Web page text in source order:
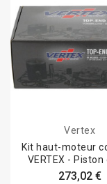
Vertex
Kit haut-moteur
VERTEX - Piston
273,02 €